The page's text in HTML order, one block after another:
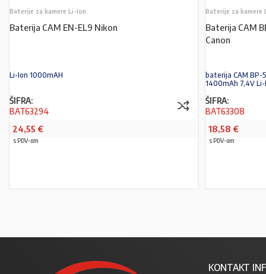
Baterije za kamere Li-Ion
Baterija CAM EN-EL9 Nikon
Li-Ion 1000mAH
ŠIFRA:
BAT63294
24,55 €
s PDV-om
Baterije za kamere
Baterija CAM
Canon
baterija CAM BP-
1400mAh 7,4V
ŠIFRA:
BAT63308
18,58 €
s PDV-om
KONTAKT